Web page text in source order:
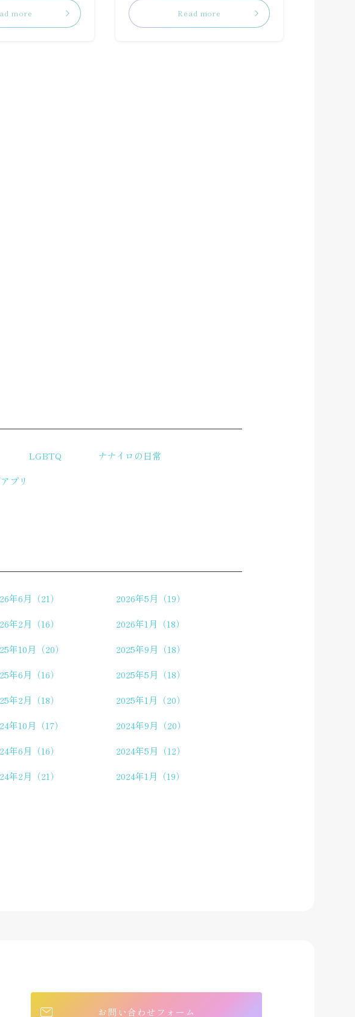
more Read more
LGBTQ
ナナイロの日常
プリ
年6月（21）
2026年5月（19）
年2月（16）
2026年1月（18）
年10月（20）
2025年9月（18）
年6月（16）
2025年5月（18）
年2月（18）
2025年1月（20）
年10月（17）
2024年9月（20）
年6月（16）
2024年5月（12）
年2月（21）
2024年1月（19）
お問い合わせフォーム